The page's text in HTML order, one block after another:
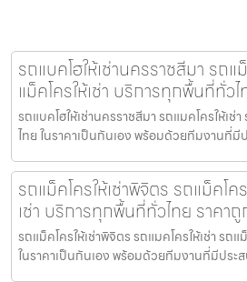
รถแบคโฮให้เช่านครราชสีมา รถแ
แม็คโครให้เช่า บริการทุกพื้นที่ทั่ว
รถแบคโฮให้เช่านครราชสีมา รถแมคโครให้เ
ไทย ในราคาเป็นกันเอง พร้อมด้วยทีมงานที่
รถแม็คโครให้เช่าพิจิตร รถแม็คโ
เช่า บริการทุกพื้นที่ทั่วไทย ราคาถู
รถแม็คโครให้เช่าพิจิตร รถแมคโครให้เช่า รถ
ในราคาเป็นกันเอง พร้อมด้วยทีมงานที่มีประ